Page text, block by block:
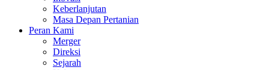
Keberlanjutan
Masa Depan Pertanian
Peran Kami
Merger
Direksi
Sejarah